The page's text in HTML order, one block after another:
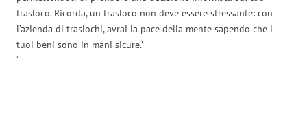
trasloco. Ricorda, un trasloco non deve essere stressante: con
l’azienda di traslochi, avrai la pace della mente sapendo che i
tuoi beni sono in mani sicure.’
‘